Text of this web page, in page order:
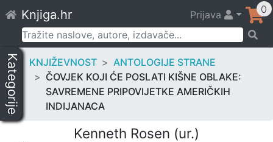
to
content
Knjiga.hr Prijava 0
Pretraži:
Kategorije KNJIŽEVNOST
ANTOLOGIJE STRANE
ČOVJEK KOJI ĆE POSLATI KIŠNE OBLAKE:
SAVREMENE PRIPOVIJETKE AMERIČKIH
INDIJANACA
Kenneth Rosen (ur.)